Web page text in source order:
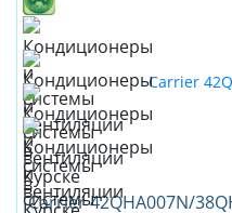
Япония
Корея
Турция
Европа
Чехия
Carrier 42QHA007N/